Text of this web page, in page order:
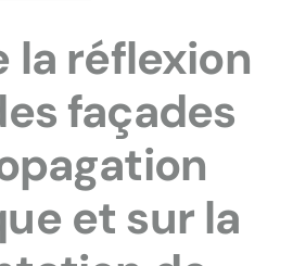
la réflexion
façades
et sur la